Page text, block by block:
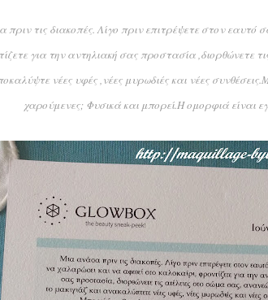
τις διακοπές. Λίγο πριν επιτρέψετε στον εαυτό
για την αντηλιακή σας προστασία ,διορθώνετε
νέες υφές ,νέες μυρωδιές και νέες
χαρούμενες; Φυσικά και μπορεί.Η ομορφιά είναι